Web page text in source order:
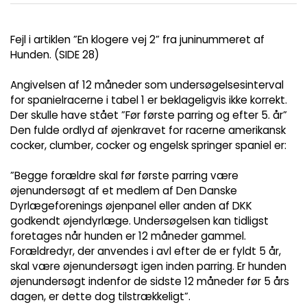
Fejl i artiklen ”En klogere vej 2” fra juninummeret af
Hunden. (SIDE 28)
Angivelsen af 12 måneder som undersøgelsesinterval
for spanielracerne i tabel 1 er beklageligvis ikke korrekt.
Der skulle have stået ”Før første parring og efter 5. år”
Den fulde ordlyd af øjenkravet for racerne amerikansk
cocker, clumber, cocker og engelsk springer spaniel er:
”Begge forældre skal før første parring være
øjenundersøgt af et medlem af Den Danske
Dyrlægeforenings øjenpanel eller anden af DKK
godkendt øjendyrlæge. Undersøgelsen kan tidligst
foretages når hunden er 12 måneder gammel.
Forældredyr, der anvendes i avl efter de er fyldt 5 år,
skal være øjenundersøgt igen inden parring. Er hunden
øjenundersøgt indenfor de sidste 12 måneder før 5 års
dagen, er dette dog tilstrækkeligt”.